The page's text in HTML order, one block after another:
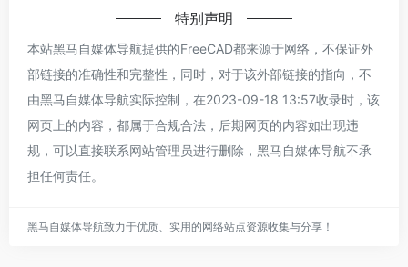
特别声明
本站黑马自媒体导航提供的FreeCAD都来源于网络，不保证外
部链接的准确性和完整性，同时，对于该外部链接的指向，不
由黑马自媒体导航实际控制，在2023-09-18 13:57收录时，该
网页上的内容，都属于合规合法，后期网页的内容如出现违
规，可以直接联系网站管理员进行删除，黑马自媒体导航不承
担任何责任。
黑马自媒体导航致力于优质、实用的网络站点资源收集与分享！